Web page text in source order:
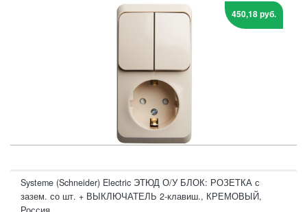
450,18 руб.
Systeme (Schneider) Electric ЭТЮД О/У БЛОК: РОЗЕТКА с
зазем. со шт. + ВЫКЛЮЧАТЕЛЬ 2-клавиш., КРЕМОВЫЙ,